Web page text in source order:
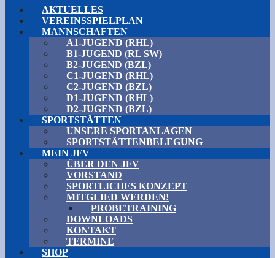
AKTUELLES
VEREINSSPIELPLAN
MANNSCHAFTEN
A1-JUGEND (RHL)
B1-JUGEND (RL SW)
B2-JUGEND (BZL)
C1-JUGEND (RHL)
C2-JUGEND (BZL)
D1-JUGEND (RHL)
D2-JUGEND (BZL)
SPORTSTÄTTEN
UNSERE SPORTANLAGEN
SPORTSTÄTTENBELEGUNG
MEIN JFV
ÜBER DEN JFV
VORSTAND
SPORTLICHES KONZEPT
MITGLIED WERDEN!
PROBETRAINING
DOWNLOADS
KONTAKT
TERMINE
SHOP